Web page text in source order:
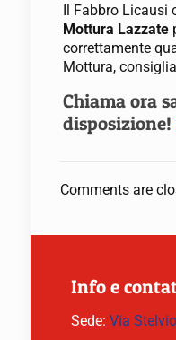
Il Fabbro Licausi
Mottura Lazzate
correttamente
Mottura,
Chiama ora
disposizione!
Comments are
Info e
Sede: Via